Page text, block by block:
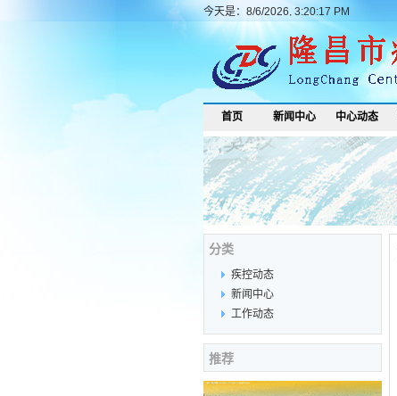
今天是：8/6/2026, 3:20:17 PM
首页 新闻中心 中心动态
分类
疾控动态
新闻中心
工作动态
推荐